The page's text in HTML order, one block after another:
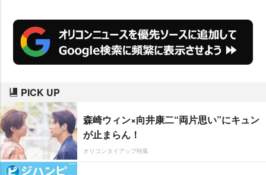
PICK UP
森崎ウィン×向井康二“両片思い”にキュン
が止まらん！
オリコンタイアップ特集